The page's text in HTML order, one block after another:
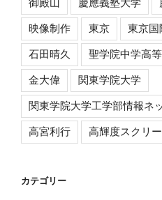
御殿山 慶應義塾大学
映像制作 東京 東京国
石田晴久 聖学院中学高
金大偉 関東学院大学
関東学院大学工学部情報ネ
高宮利行 高輝度スクリ
カテゴリー